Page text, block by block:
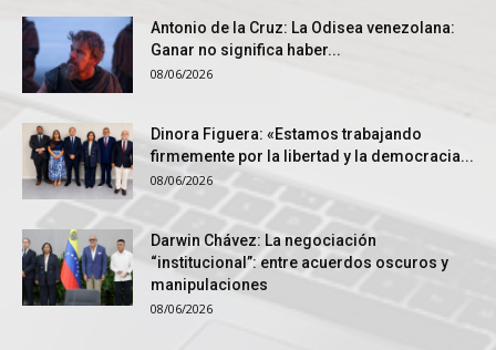
Antonio de la Cruz: La Odisea venezolana:
Ganar no significa haber...
08/06/2026
Dinora Figuera: «Estamos trabajando
firmemente por la libertad y la democracia...
08/06/2026
Darwin Chávez: La negociación
“institucional”: entre acuerdos oscuros y
manipulaciones
08/06/2026